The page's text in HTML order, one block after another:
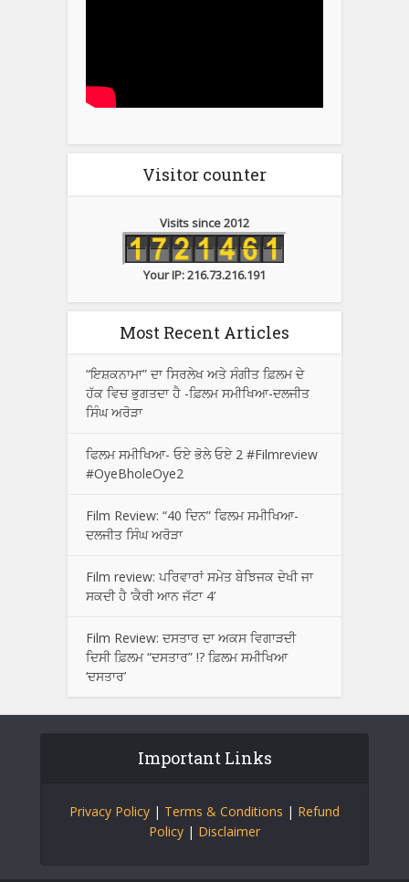
Visitor counter
Visits since 2012
Your IP: 216.73.216.191
Most Recent Articles
“ਇਸ਼ਕਨਾਮਾ” ਦਾ ਸਿਰਲੇਖ ਅਤੇ ਸੰਗੀਤ ਫ਼ਿਲਮ ਦੇ
ਹੱਕ ਵਿਚ ਭੁਗਤਦਾ ਹੈ -ਫ਼ਿਲਮ ਸਮੀਖਿਆ-ਦਲਜੀਤ
ਸਿੰਘ ਅਰੋੜਾ
ਫਿਲਮ ਸਮੀਖਿਆ- ਓਏ ਭੋਲੇ ਓਏ 2 #Filmreview
#OyeBholeOye2
Film Review: “40 ਦਿਨ” ਫਿਲਮ ਸਮੀਖਿਆ-
ਦਲਜੀਤ ਸਿੰਘ ਅਰੋੜਾ
Film review: ਪਰਿਵਾਰਾਂ ਸਮੇਤ ਬੇਝਿਜਕ ਦੇਖੀ ਜਾ
ਸਕਦੀ ਹੈ ‘ਕੈਰੀ ਆਨ ਜੱਟਾ 4’
Film Review: ਦਸਤਾਰ ਦਾ ਅਕਸ ਵਿਗਾੜਦੀ
ਦਿਸੀ ਫ਼ਿਲਮ “ਦਸਤਾਰ” !? ਫ਼ਿਲਮ ਸਮੀਖਿਆ
‘ਦਸਤਾਰ’
Important Links
Privacy Policy | Terms & Conditions | Refund
Policy | Disclaimer